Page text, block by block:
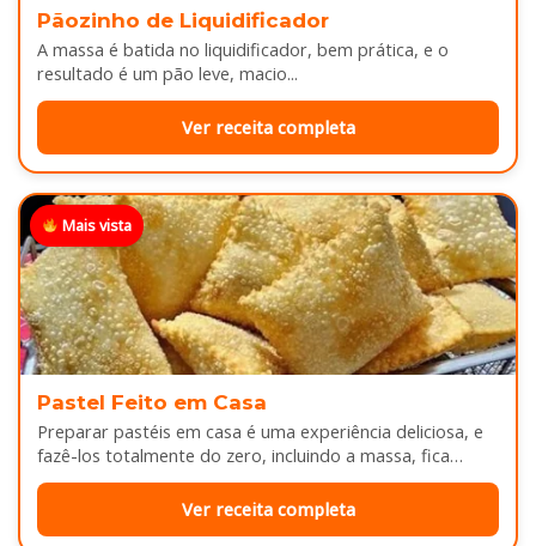
Pãozinho de Liquidificador
A massa é batida no liquidificador, bem prática, e o
resultado é um pão leve, macio...
Ver receita completa
Mais vista
Pastel Feito em Casa
Preparar pastéis em casa é uma experiência deliciosa, e
fazê-los totalmente do zero, incluindo a massa, fica
melhor ainda...
Ver receita completa